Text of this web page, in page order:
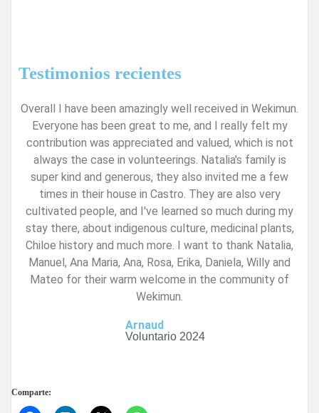
Testimonios recientes
Overall I have been amazingly well received in Wekimun.
Everyone has been great to me, and I really felt my
contribution was appreciated and valued, which is not
always the case in volunteerings. Natalia's family is
super kind and generous, they also invited me a few
times in their house in Castro. They are also very
cultivated people, and I've learned so much during my
stay there, about indigenous culture, medicinal plants,
Chiloe history and much more. I want to thank Natalia,
Manuel, Ana Maria, Ana, Rosa, Erika, Daniela, Willy and
Mateo for their warm welcome in the community of
Wekimun.
Arnaud
Voluntario 2024
Comparte: